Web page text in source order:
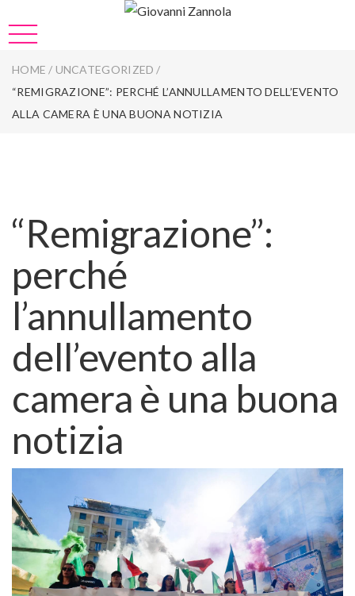
HOME / UNCATEGORIZED /
“REMIGRAZIONE”: PERCHÉ L’ANNULLAMENTO DELL’EVENTO
ALLA CAMERA È UNA BUONA NOTIZIA
“Remigrazione”:
perché
l’annullamento
dell’evento alla
camera è una buona
notizia